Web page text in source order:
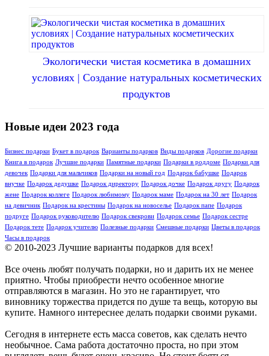
Экологически чистая косметика в домашних
условиях | Создание натуральных косметических
продуктов
Новые идеи 2023 года
Бизнес подарки Букет в подарок Варианты подарков Виды подарков Дорогие подарки
Книга в подарок Лучшие подарки Памятные подарки Подарки в роддоме Подарки для
девочек Подарки для мальчиков Подарки на новый год Подарок бабушке Подарок
внучке Подарок дедушке Подарок директору Подарок дочке Подарок другу Подарок
жене Подарок коллеге Подарок любимому Подарок маме Подарок на 30 лет Подарок
на девичник Подарок на крестины Подарок на новоселье Подарок папе Подарок
подруге Подарок руководителю Подарок свекрови Подарок семье Подарок сестре
Подарок тете Подарок учителю Полезные подарки Смешные подарки Цветы в подарок
Часы в подарок
© 2010-2023 Лучшие варианты подарков для всех!
Все очень любят получать подарки, но и дарить их не менее
приятно. Чтобы приобрести нечто особенное многие
отправляются в магазин. Но это не гарантирует, что
виновнику торжества придется по душе та вещь, которую вы
купите. Намного интереснее делать подарки своими руками.
Сегодня в интернете есть масса советов, как сделать нечто
необычное. Сама работа достаточно проста, но при этом